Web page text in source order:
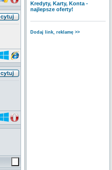
Kredyty, Karty, Konta -
najlepsze oferty!
Dodaj link, reklamę >>